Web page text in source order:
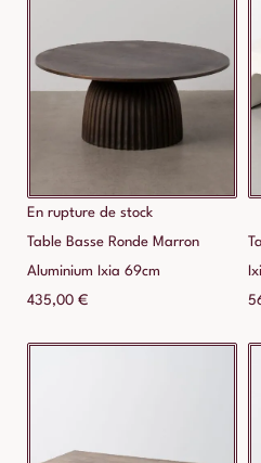
En rupture de stock
Table Basse Ronde Marron
Aluminium Ixia 69cm
435,00 €